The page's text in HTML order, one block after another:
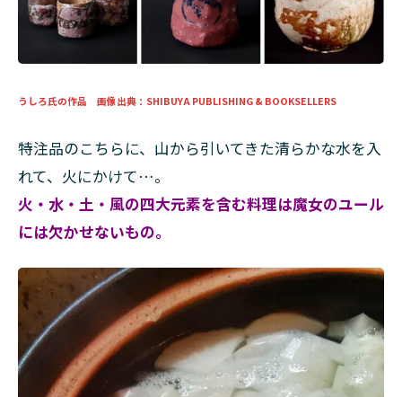
うしろ氏の作品 画像出典：SHIBUYA PUBLISHING & BOOKSELLERS
特注品のこちらに、山から引いてきた清らかな水を入
れて、火にかけて…。
火・水・土・風の四大元素を含む料理は魔女のユール
には欠かせないもの。